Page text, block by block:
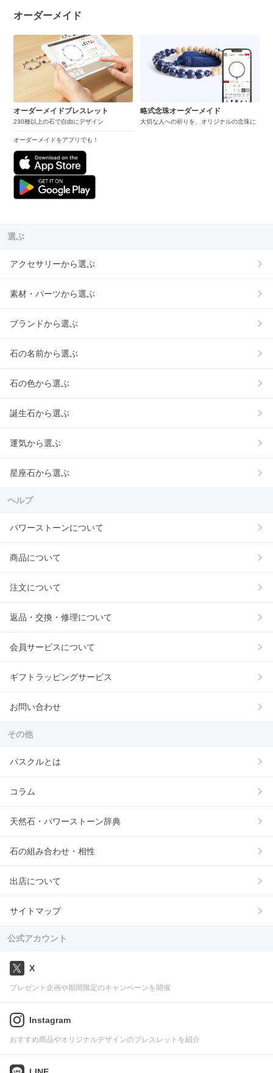
オーダーメイド
オーダーメイドブレスレット
230種以上の石で自由にデザイン
オーダーメイドをアプリでも！
略式念珠オーダーメイド
大切な人への祈りを、オリジナルの念珠に
選ぶ
アクセサリーから選ぶ
素材・パーツから選ぶ
ブランドから選ぶ
石の名前から選ぶ
石の色から選ぶ
誕生石から選ぶ
運気から選ぶ
星座石から選ぶ
ヘルプ
パワーストーンについて
商品について
注文について
返品・交換・修理について
会員サービスについて
ギフトラッピングサービス
お問い合わせ
その他
パスクルとは
コラム
天然石・パワーストーン辞典
石の組み合わせ・相性
出店について
サイトマップ
公式アカウント
X
プレゼント企画や期間限定のキャンペーンを開催
Instagram
おすすめ商品やオリジナルデザインのブレスレットを紹介